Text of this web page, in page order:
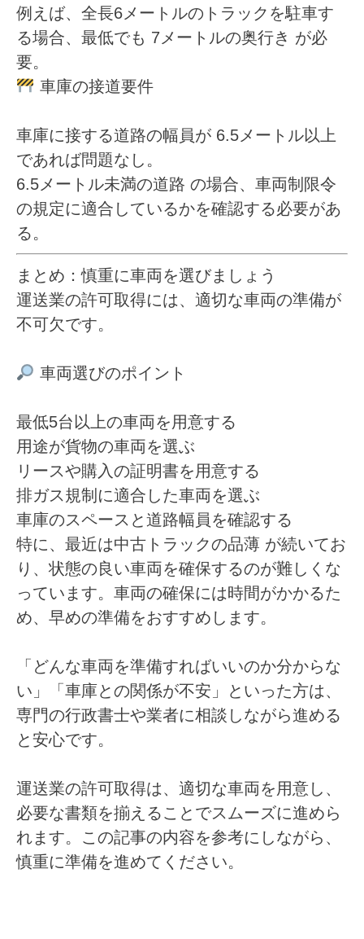
例えば、全長6メートルのトラックを駐車す
る場合、最低でも 7メートルの奥行き が必
要。
車庫の接道要件
車庫に接する道路の幅員が 6.5メートル以上
であれば問題なし。
6.5メートル未満の道路 の場合、車両制限令
の規定に適合しているかを確認する必要があ
る。
まとめ：慎重に車両を選びましょう
運送業の許可取得には、適切な車両の準備が
不可欠です。
車両選びのポイント
最低5台以上の車両を用意する
用途が貨物の車両を選ぶ
リースや購入の証明書を用意する
排ガス規制に適合した車両を選ぶ
車庫のスペースと道路幅員を確認する
特に、最近は中古トラックの品薄が続いてお
り、状態の良い車両を確保するのが難しくな
っています。車両の確保には時間がかかるた
め、早めの準備をおすすめします。
「どんな車両を準備すればいいのか分からな
い」「車庫との関係が不安」といった方は、
専門の行政書士や業者に相談しながら進める
と安心です。
運送業の許可取得は、適切な車両を用意し、
必要な書類を揃えることでスムーズに進めら
れます。この記事の内容を参考にしながら、
慎重に準備を進めてください。